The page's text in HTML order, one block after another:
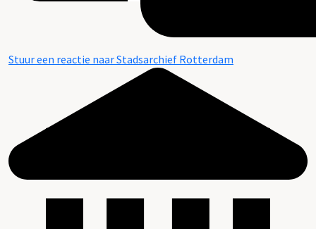
Stuur een reactie naar Stadsarchief Rotterdam